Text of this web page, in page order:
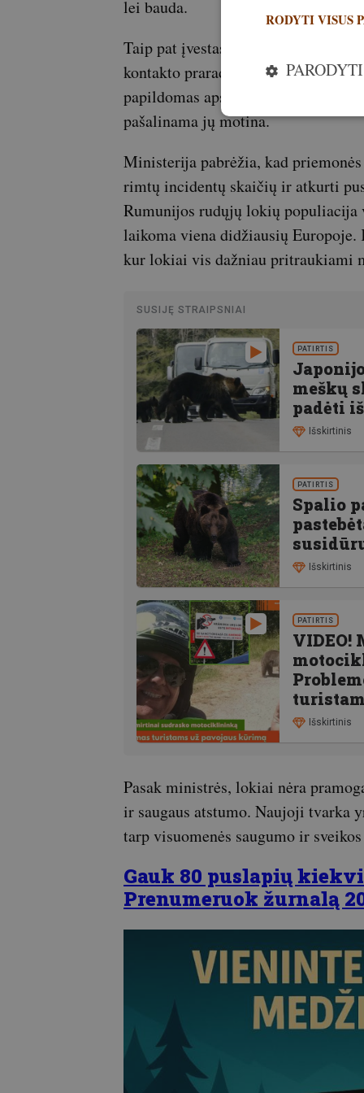
lei bauda.
Taip pat įvestas terminas
kontakto prarado natūralų baimės
papildomas apsaugos priemones
pašalinama jų motina.
Ministerija pabrėžia, kad
rimtų incidentų skaičių ir atkurti
Rumunijos rudųjų lokių
laikoma viena didžiausių
kur lokiai vis dažniau pritraukiami
SUSIJĘ STRAIPSNIAI
PATIRTIS
meškų
padėti
Išskirtinis
PATIRTIS
Spalio
Išskirtinis
PATIRTIS
VIDEO!
Išskirtinis
Pasak ministrės, lokiai nėra
ir saugaus atstumo. Naujoji tvarka
tarp visuomenės saugumo ir
Gauk 80 puslapių
Prenumeruok žurnalą
RODYTI VISUS